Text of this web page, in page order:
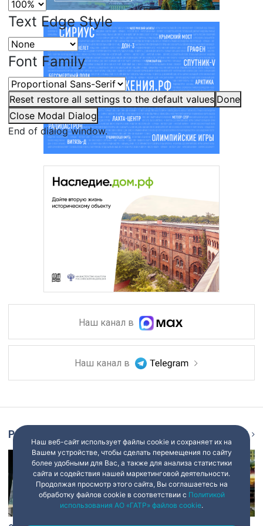
Text Edge Style
Font Family
Reset restore all settings to the default values Done
Close Modal Dialog
End of dialog window.
Наш канал в
Наш канал в
Репортаж Ещё
Наш веб-сайт использует файлы cookie и сохраняет их на
Вашем устройстве, чтобы сделать перемещения по сайту
более удобными для Вас, а также для анализа статистики
сайта и содействия нашей маркетинговой деятельности.
Продолжая просмотр этого сайта, Вы соглашаетесь на
обработку файлов cookie в соответствии с Политикой
использования АО «ГАТР» файлов cookie.